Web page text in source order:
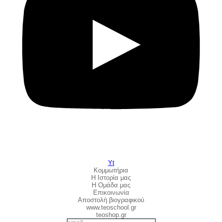
Yt
Κομμωτήρια
Η Ιστορία μας
Η Ομάδα μας
Επικοινωνία
Αποστολή βιογραφικού
www.teoschool.gr
teoshop.gr